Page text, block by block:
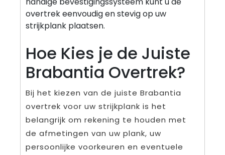
overtrek eenvoudig en stevig op uw
strijkplank plaatsen.
Hoe Kies je de Juiste
Brabantia Overtrek?
Bij het kiezen van de juiste Brabantia
overtrek voor uw strijkplank is het
belangrijk om rekening te houden met
de afmetingen van uw plank, uw
persoonlijke voorkeuren en eventuele